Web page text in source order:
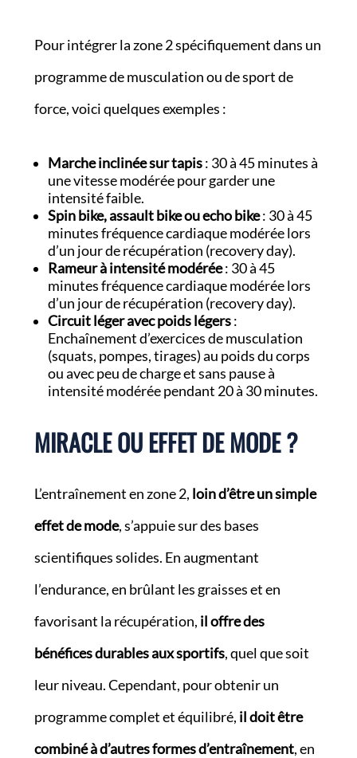
Pour intégrer la zone 2 spécifiquement dans un
programme de musculation ou de sport de
force, voici quelques exemples :
Marche inclinée sur tapis: 30 à 45 minutes à
une vitesse modérée pour garder une
intensité faible.
Spin bike, assault bike ou echo bike: 30 à 45
minutes fréquence cardiaque modérée lors
d’un jour de récupération (recovery day).
Rameur à intensité modérée: 30 à 45
minutes fréquence cardiaque modérée lors
d’un jour de récupération (recovery day).
Circuit léger avec poids légers:
Enchaînement d’exercices de musculation
(squats, pompes, tirages) au poids du corps
ou avec peu de charge et sans pause à
intensité modérée pendant 20 à 30 minutes.
MIRACLE OU EFFET DE MODE ?
L’entraînement en zone 2, loin d’être un simple
effet de mode, s’appuie sur des bases
scientifiques solides. En augmentant
l’endurance, en brûlant les graisses et en
favorisant la récupération, il offre des
bénéfices durables aux sportifs, quel que soit
leur niveau. Cependant, pour obtenir un
programme complet et équilibré, il doit être
combiné à d’autres formes d’entraînement, en